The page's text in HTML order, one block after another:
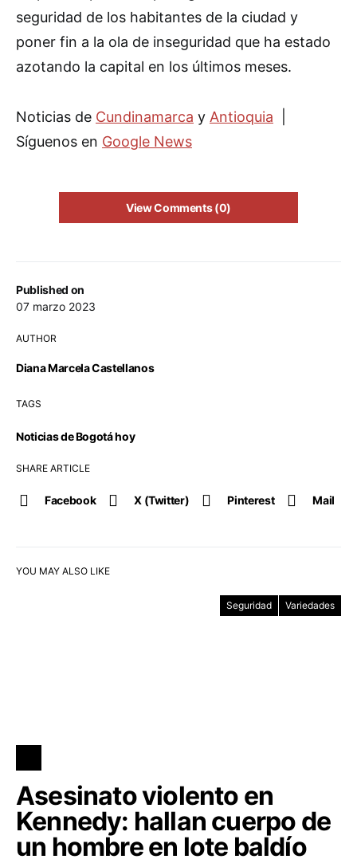
Published on
07 marzo 2023
AUTHOR
Diana Marcela Castellanos
TAGS
Noticias de Bogotá hoy
SHARE ARTICLE
Facebook X (Twitter) Pinterest Mail
seguridad de los habitantes de la ciudad y
poner fin a la ola de inseguridad que ha estado
azotando la capital en los últimos meses.
Noticias de Cundinamarca y Antioquia
Síguenos en Google News
View Comments (0)
YOU MAY ALSO LIKE
Seguridad Variedades
Asesinato violento en
Kennedy: hallan cuerpo de
un hombre en lote baldío